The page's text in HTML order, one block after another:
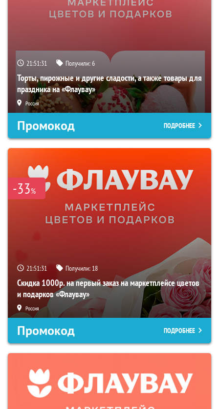
21:51:30 Получили:6
Торты, пирожные и другие сладости, а также товары для
праздника на «Флаувау»
Россия
Промокод ПОДРОБНЕЕ
-33%
21:51:30 Получили: 18
Скидка 1000р. на первый заказ на маркетплейсе цветов
и подарков «Флаувау»
Россия
Промокод ПОДРОБНЕЕ